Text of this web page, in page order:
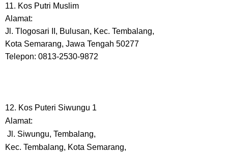
11. Kos Putri Muslim
Alamat:
Jl. Tlogosari II, Bulusan, Kec. Tembalang,
Kota Semarang, Jawa Tengah 50277
Telepon: 0813-2530-9872
12. Kos Puteri Siwungu 1
Alamat:
Jl. Siwungu, Tembalang,
Kec. Tembalang, Kota Semarang,